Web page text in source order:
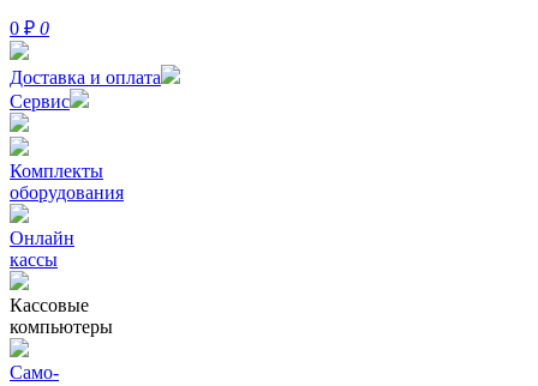
0 ₽ 0
Доставка и оплата
Сервис
Комплекты
оборудования
Онлайн
кассы
Кассовые
компьютеры
Само-